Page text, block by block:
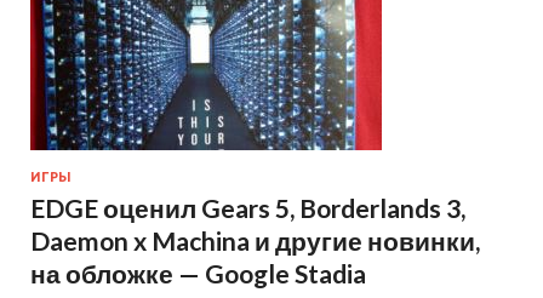
ИГРЫ
EDGE оценил Gears 5, Borderlands 3,
Daemon x Machina и другие новинки,
на обложке — Google Stadia